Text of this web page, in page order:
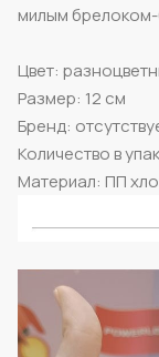
милым
Цвет:
Размер: 12 см
Бренд:
Количество в
Материал: ПП